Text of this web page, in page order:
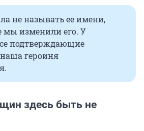
не называть ее имени,
мы изменили его. У
подтверждающие
героиня
здесь быть не